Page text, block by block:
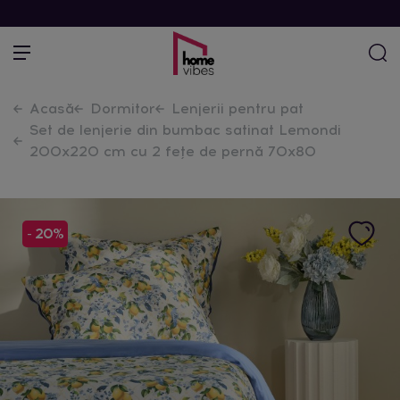
Acasă Dormitor
Lenjerii pentru pat
Set de lenjerie din bumbac satinat Lemondi
200x220 cm cu 2 fețe de pernă 70x80
- 20%